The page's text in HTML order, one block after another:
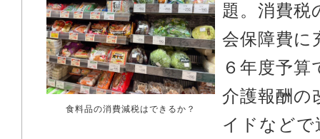
食料品の消費減税はできるか？
題。消費税
会保障費に
６年度予
介護報酬の
イドなどで